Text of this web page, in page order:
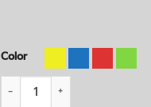
Color
Barral P903 / COB cantidad